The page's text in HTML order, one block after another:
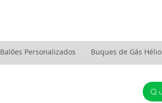
Balões Personalizados Buques de Gás Hélio